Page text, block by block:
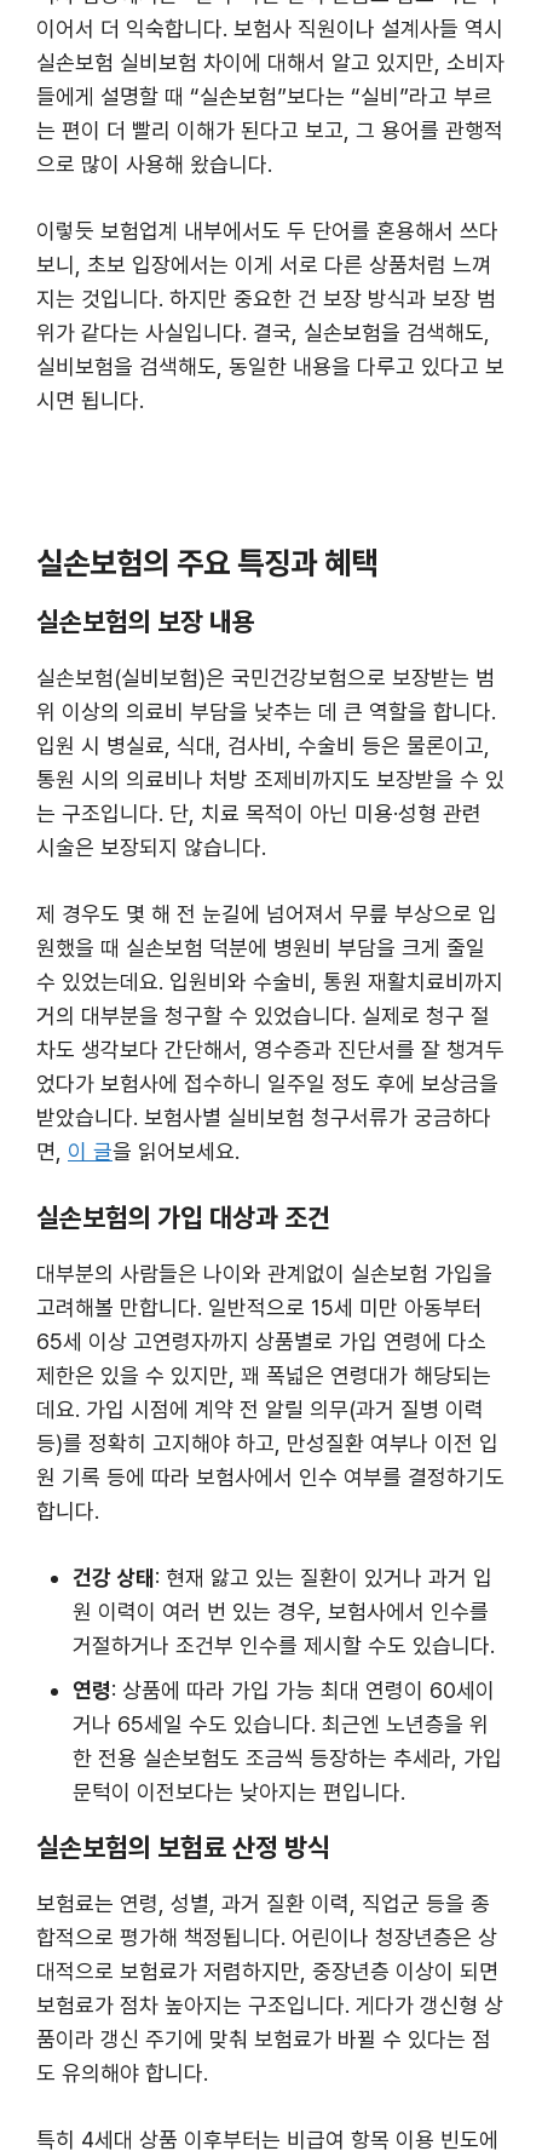
이어서 더 익숙합니다. 보험사 직원이나 설계사들 역시
실손보험 실비보험 차이에 대해서 알고 있지만, 소비자
들에게 설명할 때 “실손보험”보다는 “실비”라고 부르
는 편이 더 빨리 이해가 된다고 보고, 그 용어를 관행적
으로 많이 사용해 왔습니다.
이렇듯 보험업계 내부에서도 두 단어를 혼용해서 쓰다
보니, 초보 입장에서는 이게 서로 다른 상품처럼 느껴
지는 것입니다. 하지만 중요한 건 보장 방식과 보장 범
위가 같다는 사실입니다. 결국, 실손보험을 검색해도,
실비보험을 검색해도, 동일한 내용을 다루고 있다고 보
시면 됩니다.
실손보험의 주요 특징과 혜택
실손보험의 보장 내용
실손보험(실비보험)은 국민건강보험으로 보장받는 범
위 이상의 의료비 부담을 낮추는 데 큰 역할을 합니다.
입원 시 병실료, 식대, 검사비, 수술비 등은 물론이고,
통원 시의 의료비나 처방 조제비까지도 보장받을 수 있
는 구조입니다. 단, 치료 목적이 아닌 미용·성형 관련
시술은 보장되지 않습니다.
제 경우도 몇 해 전 눈길에 넘어져서 무릎 부상으로 입
원했을 때 실손보험 덕분에 병원비 부담을 크게 줄일
수 있었는데요. 입원비와 수술비, 통원 재활치료비까지
거의 대부분을 청구할 수 있었습니다. 실제로 청구 절
차도 생각보다 간단해서, 영수증과 진단서를 잘 챙겨두
었다가 보험사에 접수하니 일주일 정도 후에 보상금을
받았습니다. 보험사별 실비보험 청구서류가 궁금하다
면, 이 글을 읽어보세요.
실손보험의 가입 대상과 조건
대부분의 사람들은 나이와 관계없이 실손보험 가입을
고려해볼 만합니다. 일반적으로 15세 미만 아동부터
65세 이상 고연령자까지 상품별로 가입 연령에 다소
제한은 있을 수 있지만, 꽤 폭넓은 연령대가 해당되는
데요. 가입 시점에 계약 전 알릴 의무(과거 질병 이력
등)를 정확히 고지해야 하고, 만성질환 여부나 이전 입
원 기록 등에 따라 보험사에서 인수 여부를 결정하기도
합니다.
건강 상태 : 현재 앓고 있는 질환이 있거나 과거 입
원 이력이 여러 번 있는 경우, 보험사에서 인수를
거절하거나 조건부 인수를 제시할 수도 있습니다.
연령: 상품에 따라 가입 가능 최대 연령이 60세이
거나 65세일 수도 있습니다. 최근엔 노년층을 위
한 전용 실손보험도 조금씩 등장하는 추세라, 가입
문턱이 이전보다는 낮아지는 편입니다.
실손보험의 보험료 산정 방식
보험료는 연령, 성별, 과거 질환 이력, 직업군 등을 종
합적으로 평가해 책정됩니다. 어린이나 청장년층은 상
대적으로 보험료가 저렴하지만, 중장년층 이상이 되면
보험료가 점차 높아지는 구조입니다. 게다가 갱신형 상
품이라 갱신 주기에 맞춰 보험료가 바뀔 수 있다는 점
도 유의해야 합니다.
특히 4세대 상품 이후부터는 비급여 항목 이용 빈도에